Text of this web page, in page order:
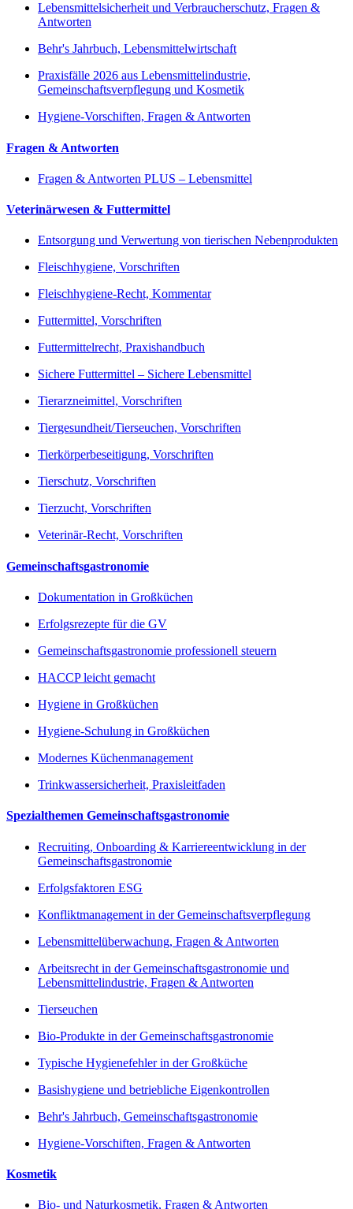
Lebensmittelsicherheit und Verbraucherschutz, Fragen &
Antworten
Behr's Jahrbuch, Lebensmittelwirtschaft
Praxisfälle 2026 aus Lebensmittelindustrie,
Gemeinschaftsverpflegung und Kosmetik
Hygiene-Vorschiften, Fragen & Antworten
Fragen & Antworten
Fragen & Antworten PLUS – Lebensmittel
Veterinärwesen & Futtermittel
Entsorgung und Verwertung von tierischen Nebenprodukten
Fleischhygiene, Vorschriften
Fleischhygiene-Recht, Kommentar
Futtermittel, Vorschriften
Futtermittelrecht, Praxishandbuch
Sichere Futtermittel – Sichere Lebensmittel
Tierarzneimittel, Vorschriften
Tiergesundheit/Tierseuchen, Vorschriften
Tierkörperbeseitigung, Vorschriften
Tierschutz, Vorschriften
Tierzucht, Vorschriften
Veterinär-Recht, Vorschriften
Gemeinschaftsgastronomie
Dokumentation in Großküchen
Erfolgsrezepte für die GV
Gemeinschaftsgastronomie professionell steuern
HACCP leicht gemacht
Hygiene in Großküchen
Hygiene-Schulung in Großküchen
Modernes Küchenmanagement
Trinkwassersicherheit, Praxisleitfaden
Spezialthemen Gemeinschaftsgastronomie
Recruiting, Onboarding & Karriereentwicklung in der
Gemeinschaftsgastronomie
Erfolgsfaktoren ESG
Konfliktmanagement in der Gemeinschaftsverpflegung
Lebensmittelüberwachung, Fragen & Antworten
Arbeitsrecht in der Gemeinschaftsgastronomie und
Lebensmittelindustrie, Fragen & Antworten
Tierseuchen
Bio-Produkte in der Gemeinschaftsgastronomie
Typische Hygienefehler in der Großküche
Basishygiene und betriebliche Eigenkontrollen
Behr's Jahrbuch, Gemeinschaftsgastronomie
Hygiene-Vorschiften, Fragen & Antworten
Kosmetik
Bio- und Naturkosmetik, Fragen & Antworten